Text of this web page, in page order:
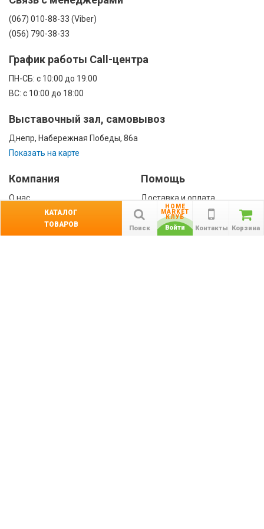
(067) 010-88-33 (Viber)
(056) 790-38-33
График работы Call-центра
ПН-CБ: с 10:00 до 19:00
ВС: с 10:00 до 18:00
Выставочный зал, самовывоз
Днепр, Набережная Победы, 86а
Показать на карте
Компания
О нас
Контакты
Сотрудничество
Помощь
Доставка и оплата
Гарантии
Корзина
Контакты
HOME
MARKET
КЛУБ
Войти
Поиск
КАТАЛОГ
ТОВАРОВ